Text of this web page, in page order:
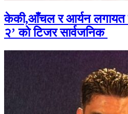
केकी,आँचल र आर्यन लगायत
२’ को टिजर सार्वजनिक